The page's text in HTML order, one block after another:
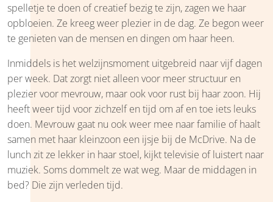
spelletje te doen of creatief bezig te zijn, zagen we haar
opbloeien. Ze kreeg weer plezier in de dag. Ze begon weer
te genieten van de mensen en dingen om haar heen.
Inmiddels is het welzijnsmoment uitgebreid naar vijf dagen
per week. Dat zorgt niet alleen voor meer structuur en
plezier voor mevrouw, maar ook voor rust bij haar zoon. Hij
heeft weer tijd voor zichzelf en tijd om af en toe iets leuks
doen. Mevrouw gaat nu ook weer mee naar familie of haalt
samen met haar kleinzoon een ijsje bij de McDrive. Na de
lunch zit ze lekker in haar stoel, kijkt televisie of luistert naar
muziek. Soms dommelt ze wat weg. Maar de middagen in
bed? Die zijn verleden tijd.